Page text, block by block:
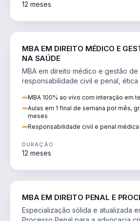
12 meses
MBA EM DIREITO MÉDICO E
NA SAÚDE
MBA em direito médico e gestão de
responsabilidade civil e penal, ética
MBA 100% ao vivo com interação em
Aulas em 1 final de semana por mês,
meses
Responsabilidade civil e penal médica
DURAÇÃO
12 meses
MBA EM DIREITO PENAL E
Especialização sólida e atualizada